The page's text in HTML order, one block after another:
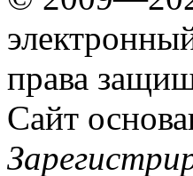
права
Сайт